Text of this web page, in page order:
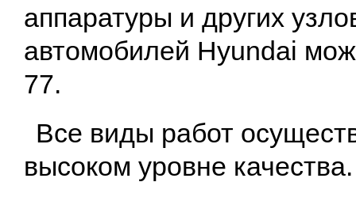
аппаратуры и других
автомобилей Hyundai
77.
Все виды работ
высоком уровне качества.